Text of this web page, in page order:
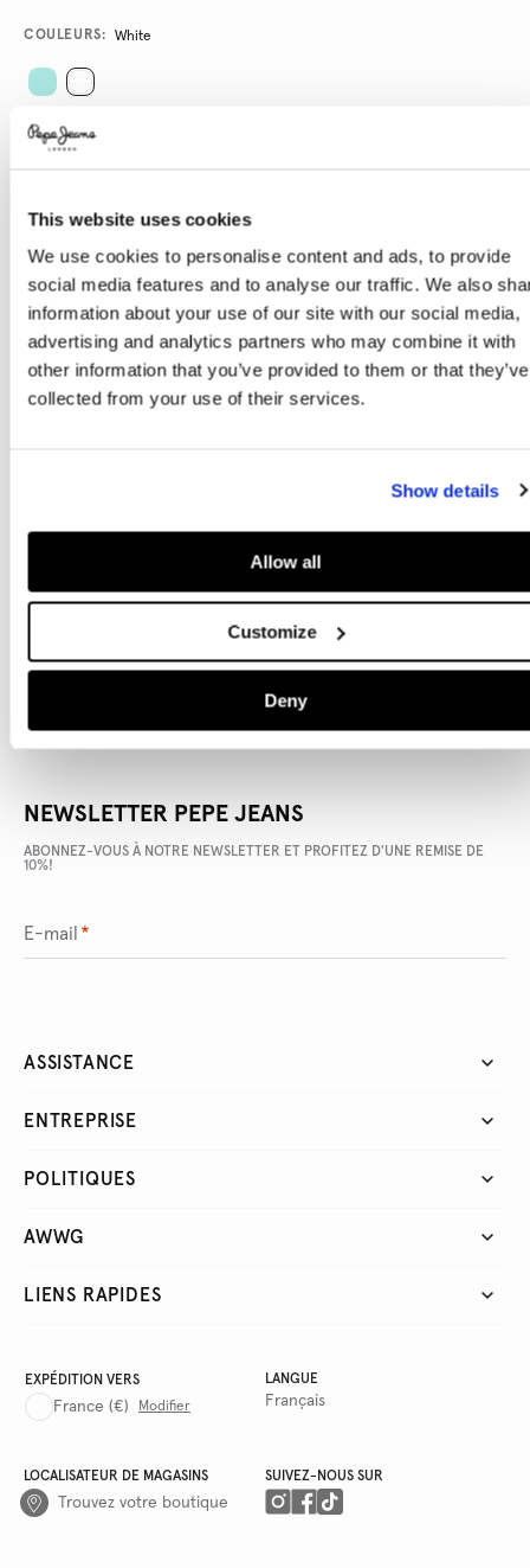
This website uses cookies
We use cookies to personalise content and ads, to provide
social media features and to analyse our traffic. We also
information about your use of our site with our social media,
advertising and analytics partners who may combine it with
other information that you’ve provided to them or that they’ve
collected from your use of their services.
Show details
Allow all
Customize
Deny
Promotions
Variations
COULEURS: White
SÉLECTIONNEZ LA TAILLE:
Guide des tailles
AJOUTER AU PANIER
NEWSLETTER PEPE JEANS
ABONNEZ-VOUS À NOTRE NEWSLETTER ET PROFITEZ D'UNE REMISE DE
10%!
E-mail *
ASSISTANCE
ENTREPRISE
POLITIQUES
AWWG
LIENS RAPIDES
EXPÉDITION VERS
France (€) Modifier
LANGUE
Français
LOCALISATEUR DE MAGASINS
Trouvez votre boutique
SUIVEZ-NOUS SUR